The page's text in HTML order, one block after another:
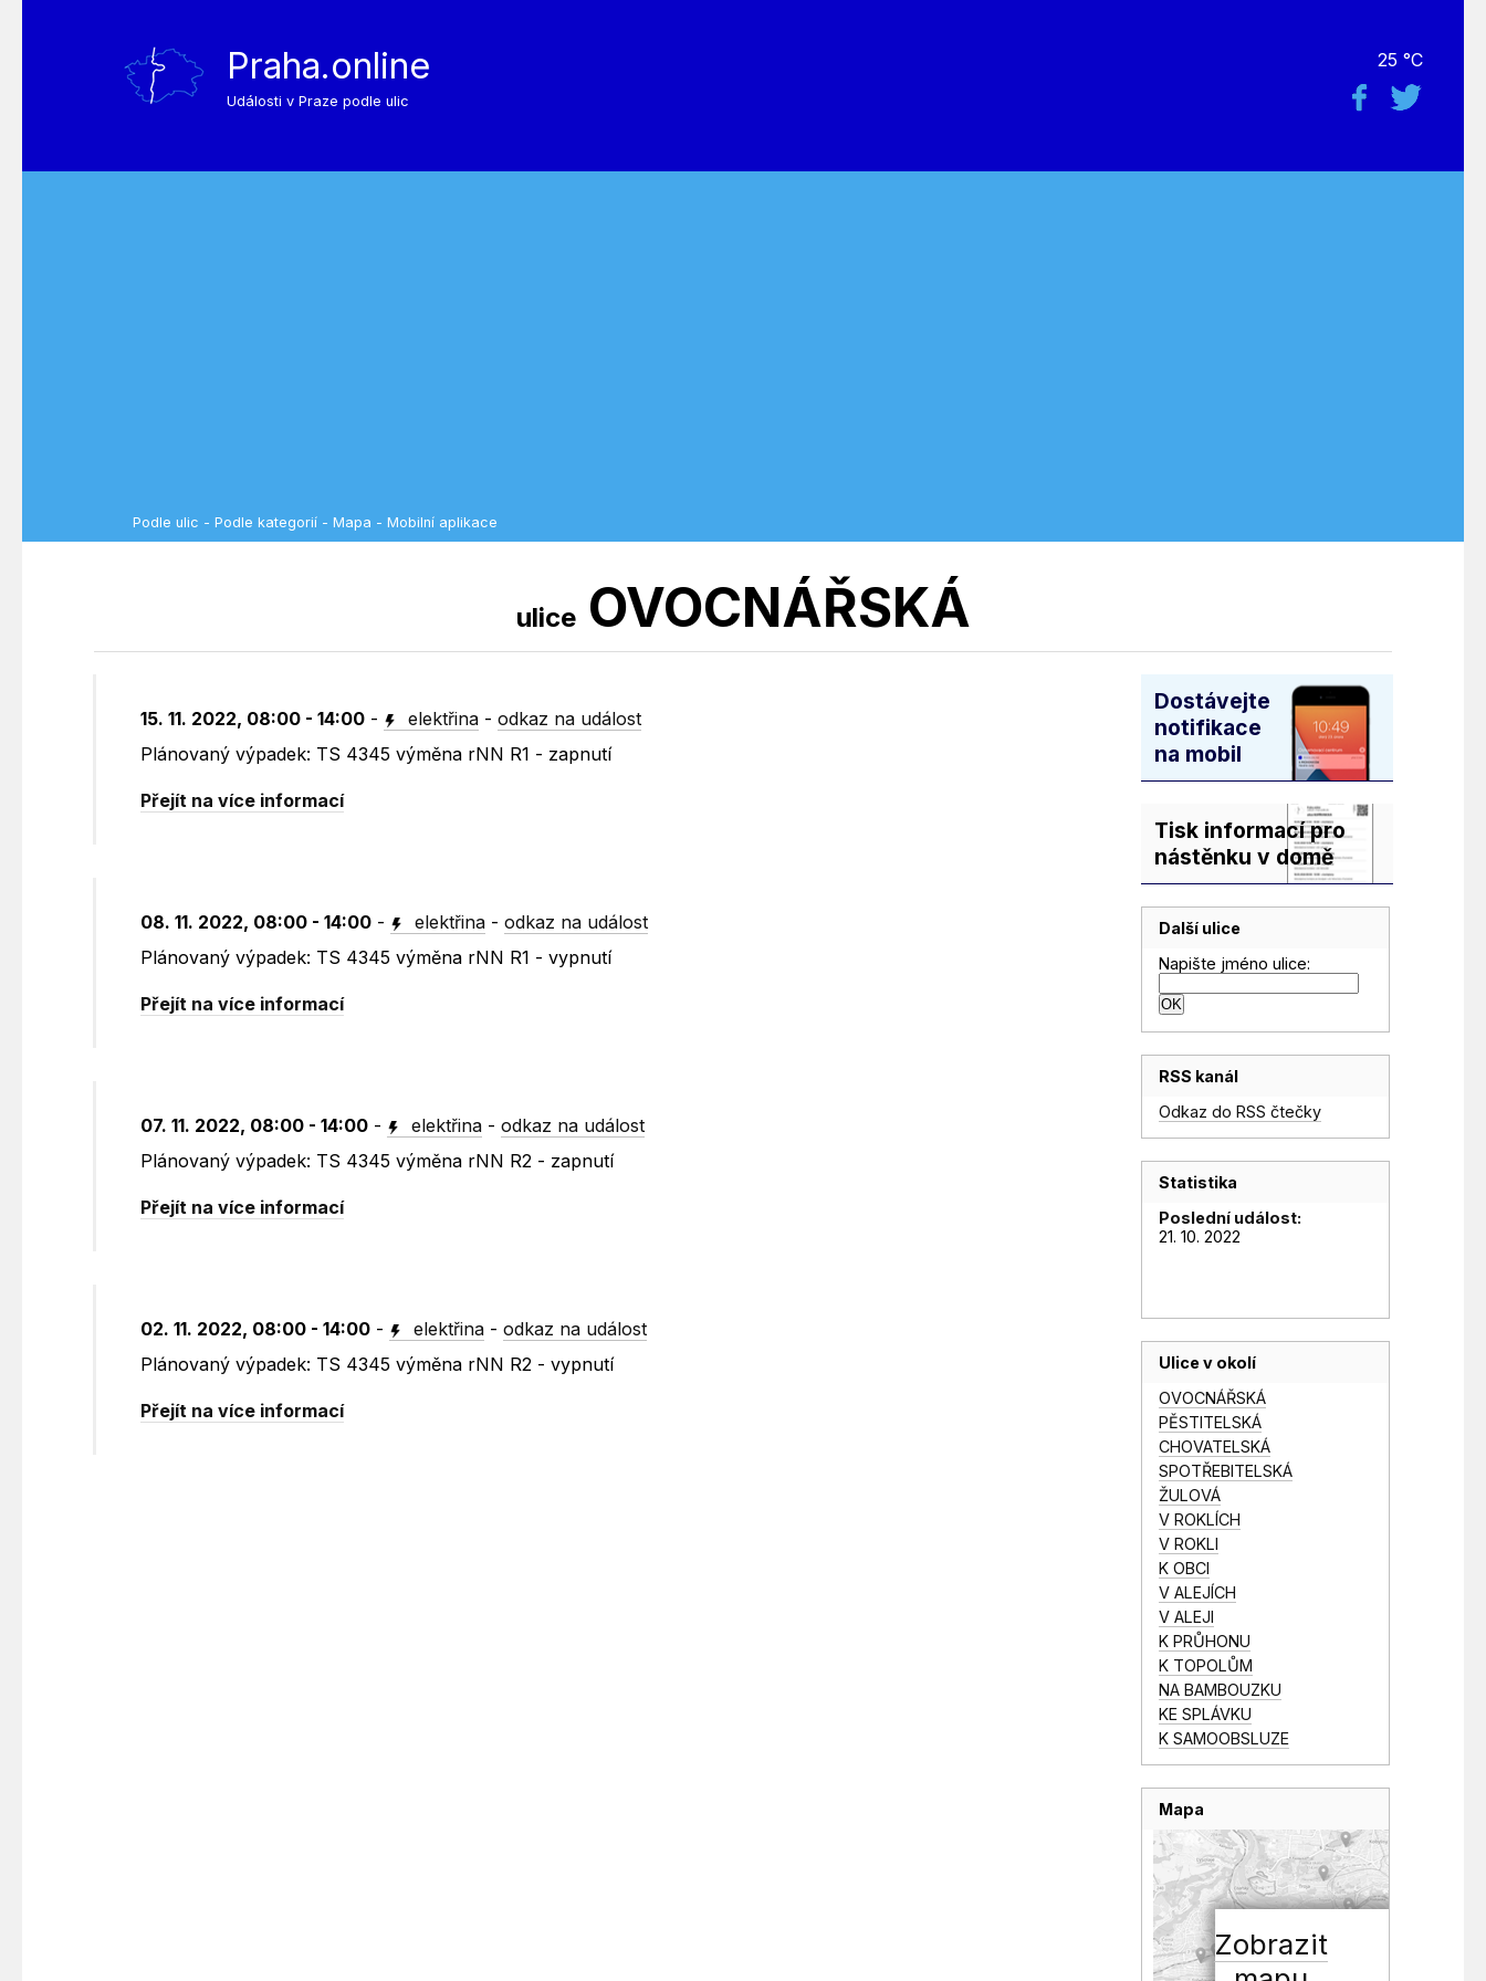
Praha.online
Události v Praze podle ulic
25 °C
Podle ulic - Podle kategorií - Mapa - Mobilní aplikace
uliceOVOCNÁŘSKÁ
15. 11. 2022, 08:00 - 14:00 - elektřina -odkaz na událost
Plánovaný výpadek: TS 4345 výměna rNN R1 - zapnutí
Přejít na více informací
08. 11. 2022, 08:00 - 14:00 - elektřina -odkaz na událost
Plánovaný výpadek: TS 4345 výměna rNN R1 - vypnutí
Přejít na více informací
07. 11. 2022, 08:00 - 14:00 - elektřina -odkaz na událost
Plánovaný výpadek: TS 4345 výměna rNN R2 - zapnutí
Přejít na více informací
02. 11. 2022, 08:00 - 14:00 - elektřina -odkaz na událost
Plánovaný výpadek: TS 4345 výměna rNN R2 - vypnutí
Přejít na více informací
Dostávejte
notifikace
na mobil
Tisk informací pro
nástěnku v domě
Další ulice
Napište jméno ulice:
RSS kanál
Odkaz do RSS čtečky
Statistika
Poslední událost:
21. 10. 2022
Ulice v okolí
OVOCNÁŘSKÁ
PĚSTITELSKÁ
CHOVATELSKÁ
SPOTŘEBITELSKÁ
ŽULOVÁ
V ROKLÍCH
V ROKLI
K OBCI
V ALEJÍCH
V ALEJI
K PRŮHONU
K TOPOLŮM
NA BAMBOUZKU
KE SPLÁVKU
K SAMOOBSLUZE
Mapa
Zobrazit